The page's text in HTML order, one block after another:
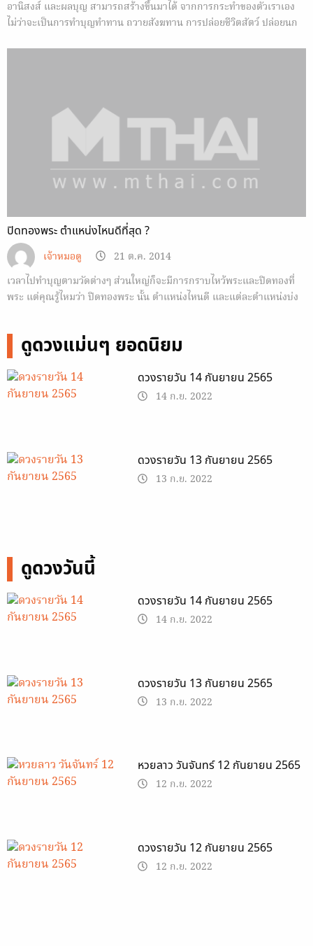
อานิสงส์ และผลบุญ สามารถสร้างขึ้นมาได้ จากการกระทำของตัวเราเอง
ไม่ว่าจะเป็นการทำบุญทำทาน ถวายสังฆทาน การปล่อยชีวิตสัตว์ ปล่อยนก
ปิดทองพระ ตำแหน่งไหนดีที่สุด ?
เจ้าหมอดู
21 ต.ค. 2014
เวลาไปทำบุญตามวัดต่างๆ ส่วนใหญ่ก็จะมีการกราบไหว้พระและปิดทองที่
พระ แต่คุณรู้ไหมว่า ปิดทองพระ นั้น ตำแหน่งไหนดี และแต่ละตำแหน่งบ่ง
ดูดวงแม่นๆ ยอดนิยม
ดวงรายวัน 14 กันยายน 2565
14 ก.ย. 2022
ดวงรายวัน 13 กันยายน 2565
13 ก.ย. 2022
ดูดวงวันนี้
ดวงรายวัน 14 กันยายน 2565
14 ก.ย. 2022
ดวงรายวัน 13 กันยายน 2565
13 ก.ย. 2022
หวยลาว วันจันทร์ 12 กันยายน 2565
12 ก.ย. 2022
ดวงรายวัน 12 กันยายน 2565
12 ก.ย. 2022